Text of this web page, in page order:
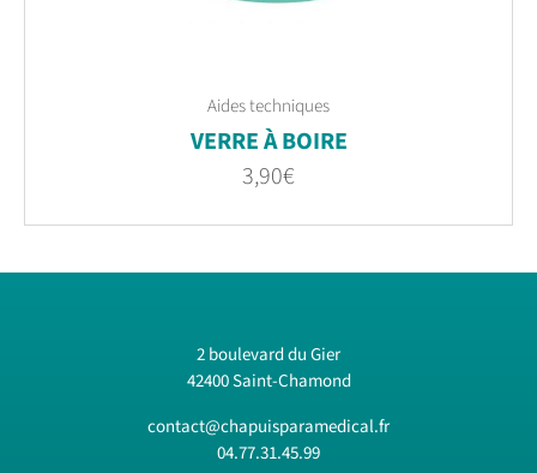
Aides techniques
VERRE À BOIRE
3,90€
2 boulevard du Gier
42400 Saint-Chamond
contact@chapuisparamedical.fr
04.77.31.45.99